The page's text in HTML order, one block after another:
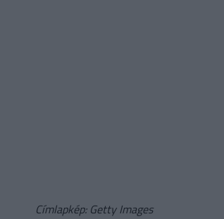
Címlapkép: Getty Images